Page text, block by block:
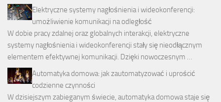
Elektryczne systemy nagłośnienia i wideokonferencji:
umożliwienie komunikacji na odległość
W dobie pracy zdalnej oraz globalnych interakcji, elektryczne
systemy nagłośnienia i wideokonferencji stały się nieodłącznym
elementem efektywnej komunikacji. Dzięki nowoczesnym …
Automatyka domowa: jak zautomatyzować i uprościć
codzienne czynności
W dzisiejszym zabieganym świecie, automatyka domowa staje się